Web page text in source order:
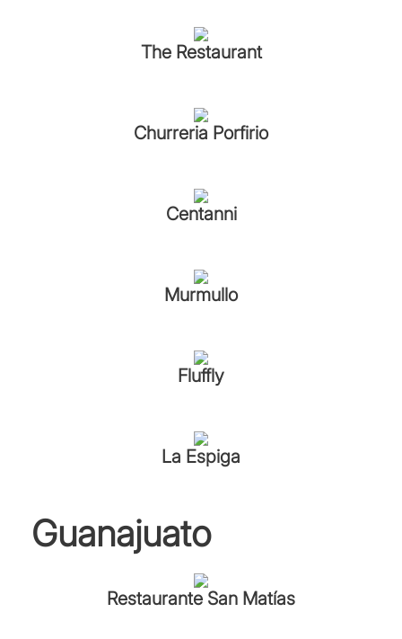
The Restaurant
Churreria Porfirio
Centanni
Murmullo
Fluffly
La Espiga
Guanajuato
Restaurante San Matías